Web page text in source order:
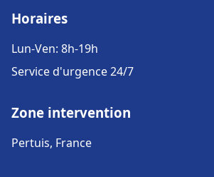
Horaires
Lun-Ven: 8h-19h
Service d'urgence 24/7
Zone intervention
Pertuis, France